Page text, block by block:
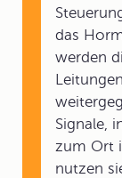
das
werden
Signale,
zum Ort
nutzen